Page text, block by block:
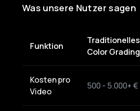
Was unsere Nutzer sagen
Funktion
Traditionelles
Color Grading
Kosten pro
Video
500 - 5.000+ €